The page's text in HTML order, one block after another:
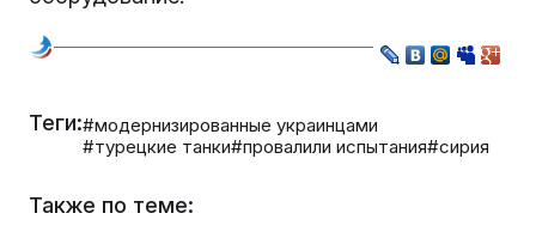
Теги:#модернизированные украинцами
#турецкие танки#провалили испытания#сирия
Также по теме: